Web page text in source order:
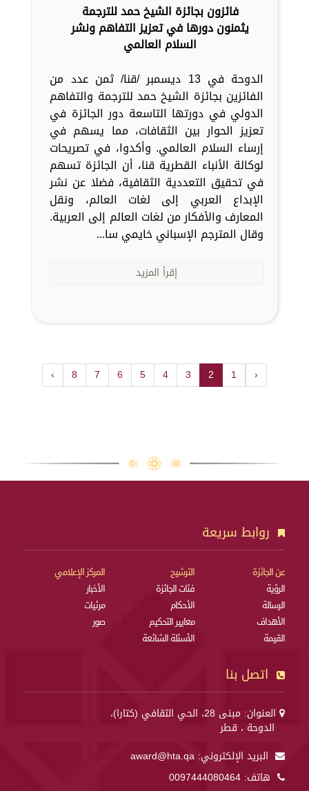
فائزون بجائزة الشيخ حمد للترجمة
يثمنون دورها في تعزيز التفاهم ونشر
السلام العالمي
الدوحة في 13 ديسمبر /قنا/ ثمن عدد من
الفائزين بجائزة الشيخ حمد للترجمة والتفاهم
الدولي في دورتها التاسعة دور الجائزة في
تعزيز الحوار بين الثقافات، مما يسهم في
إرساء السلام العالمي. وأكدوا، في تصريحات
لوكالة الأنباء القطرية قنا، أن الجائزة تسهم
في تحقيق التعددية الثقافية، فضلا عن نشر
الإبداع العربي إلى لغات العالم، ونقل
المعارف والأفكار من لغات العالم إلى العربية.
وقال المترجم الإسباني خايمي سا...
إقرأ المزيد
‹
1
2
3
4
5
6
7
8
›
روابط سريعة
عن الجائزة
الرؤية
الرسالة
الأهداف
القيمة
الترشيح
فئات الجائزة
الأحكام
معايير التحكيم
الأسئلة الشائعة
المركز الإعلامي
الأخبار
مرئيات
صور
اتصل بنا
العنوان: مبنى 28، الحي الثقافي (كتارا)،
الدوحة ، قطر
البريد الإلكتروني: award@hta.qa
هاتف: 0097444080464